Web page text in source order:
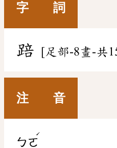
字 詞
踣 [足部-8畫-共
注 音
ㄅㄛ
ˊ